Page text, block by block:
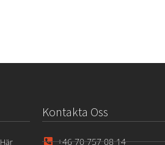
Kontakta Oss
+46 70 757 08 14